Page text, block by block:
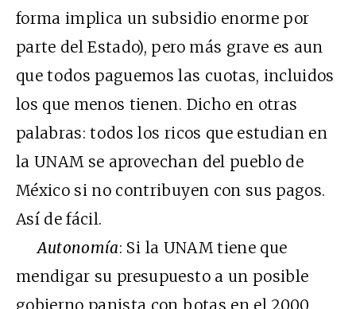
forma implica un subsidio enorme por
parte del Estado), pero más grave es aun
que todos paguemos las cuotas, incluidos
los que menos tienen. Dicho en otras
palabras: todos los ricos que estudian en
la UNAM se aprovechan del pueblo de
México si no contribuyen con sus pagos.
Así de fácil.
Autonomía: Si la UNAM tiene que
mendigar su presupuesto a un posible
gobierno panista con botas en el 2000